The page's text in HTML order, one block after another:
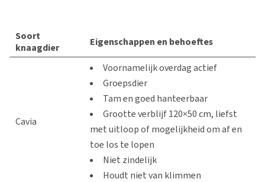
Soort
knaagdier
Eigenschappen en behoeftes
Cavia
Voornamelijk overdag actief
Groepsdier
Tam en goed hanteerbaar
Grootte verblijf 120×50 cm, liefst
met uitloop of mogelijkheid om af en
toe los te lopen
Niet zindelijk
Houdt niet van klimmen